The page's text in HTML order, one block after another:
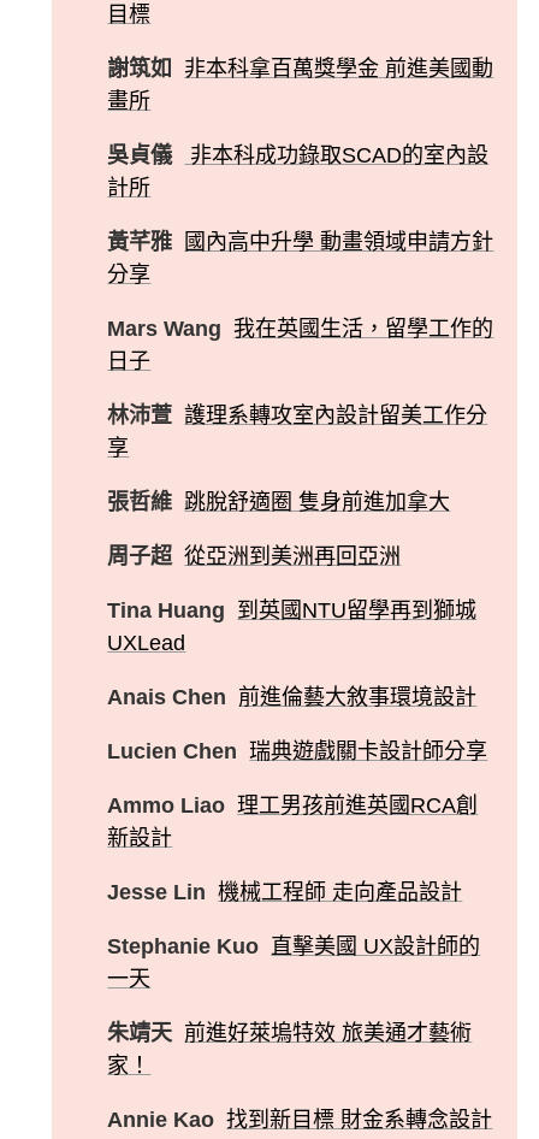
目標
謝筑如
非本科拿百萬獎學金 前進美國動
畫所
吳貞儀
非本科成功錄取SCAD的室內設
計所
黃芊雅
國內高中升學 動畫領域申請方針
分享
Mars Wang 我在英國生活，留學工作的
日子
林沛萱 護理系轉攻室內設計留美工作分
享
張哲維 跳脫舒適圈 隻身前進加拿大
周子超 從亞洲到美洲再回亞洲
Tina Huang 到英國NTU留學再到獅城
UXLead
Anais Chen 前進倫藝大敘事環境設計
Lucien Chen 瑞典遊戲關卡設計師分享
Ammo Liao 理工男孩前進英國RCA創
新設計
Jesse Lin 機械工程師 走向產品設計
Stephanie Kuo 直擊美國 UX設計師的
一天
朱靖天 前進好萊塢特效 旅美通才藝術
家！
Annie Kao 找到新目標 財金系轉念設計